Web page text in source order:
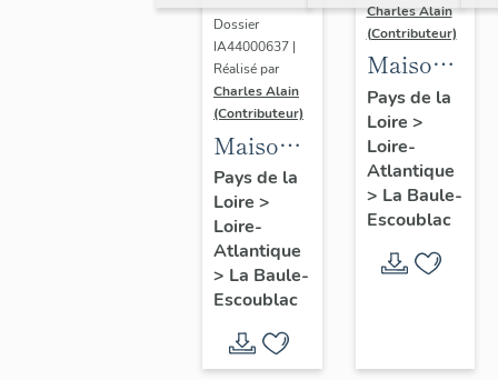
Dossier
IA44000637 |
Réalisé par
Charles Alain
(Contributeur)
Maison
dite villa
balnéaire
Les
Peupliers,
23
avenue
des
Pays de la
Loire >
Loire-
Atlantique
> La Baule-
Escoublac
Charles Alain
(Contributeur)
Maison
dite villa
balnéaire
Gazonette
puis
Romance,
avenue
Pays de la
Loire >
Loire-
Atlantique
> La Baule-
Escoublac